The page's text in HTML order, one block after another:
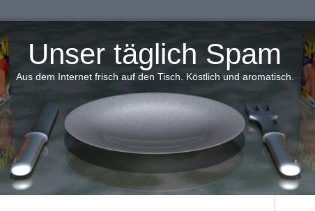
Unser täglich Spam
Aus dem Internet frisch auf den Tisch. Köstlich und aromatisch.